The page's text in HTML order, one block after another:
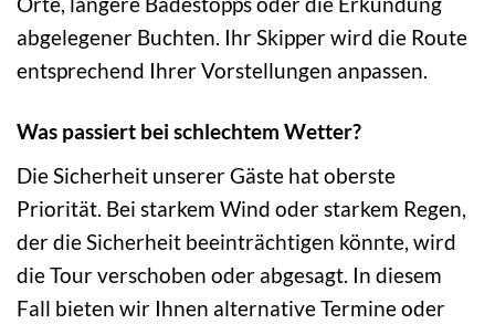
abgelegener Buchten. Ihr Skipper wird die Route
entsprechend Ihrer Vorstellungen anpassen.
Was passiert bei schlechtem Wetter?
Die Sicherheit unserer Gäste hat oberste
Priorität. Bei starkem Wind oder starkem Regen,
der die Sicherheit beeinträchtigen könnte, wird
die Tour verschoben oder abgesagt. In diesem
Fall bieten wir Ihnen alternative Termine oder